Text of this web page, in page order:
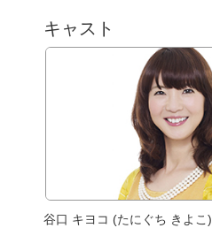
キャスト
谷口 キヨコ (たにぐち きよこ)